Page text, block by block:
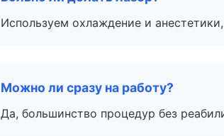
Используем охлаждение и
Можно ли сразу на работу?
Да, большинство процедур без